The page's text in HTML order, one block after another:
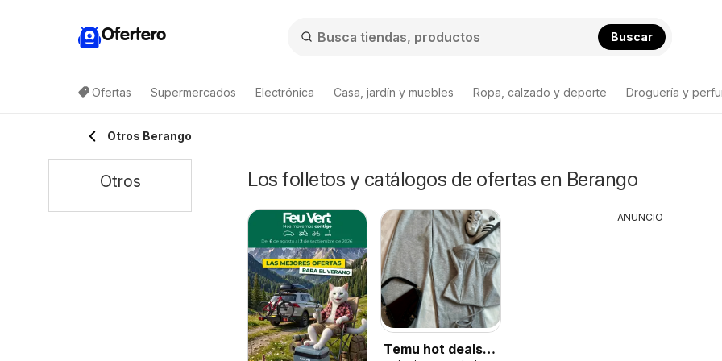
Ofertero Buscar
Ofertas Supermercados Electrónica Casa, jardín y muebles Ropa, calzado y deporte Droguería y
Otros Berango
Los folletos y catálogos de ofertas en Berango
Temu hot deals –
ANUNCIO
Otros